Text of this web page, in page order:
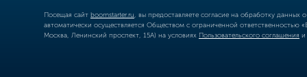
Посещая сайт boomstarter.ru , вы предоставляете согласие на обработку
автоматически осуществляется Обществом с ограниченной
Москва, Ленинский проспект, 15А) на условиях Пользовательского соглашения и